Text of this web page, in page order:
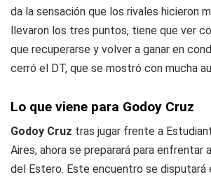
da la sensación que los rivales hicieron
llevaron los tres puntos, tiene que ver
que recuperarse y volver a ganar en
cerró el DT, que se mostró con mucha
Lo que viene para Godoy Cruz
Godoy Cruz tras jugar frente a
Aires, ahora se preparará para enfrentar
del Estero. Este encuentro se disputará